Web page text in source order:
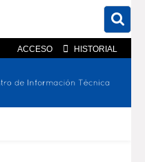
ACCESO HISTORIAL
En el sitio